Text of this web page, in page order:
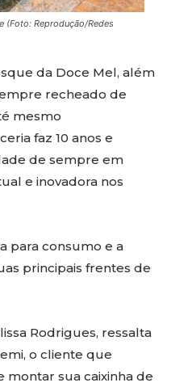
(Foto: Reprodução/Redes
da Doce Mel, além
recheado de
mesmo
faz 10 anos e
de sempre em
e inovadora nos
para consumo e a
principais frentes de
Rodrigues, ressalta
o cliente que
montar sua caixinha de